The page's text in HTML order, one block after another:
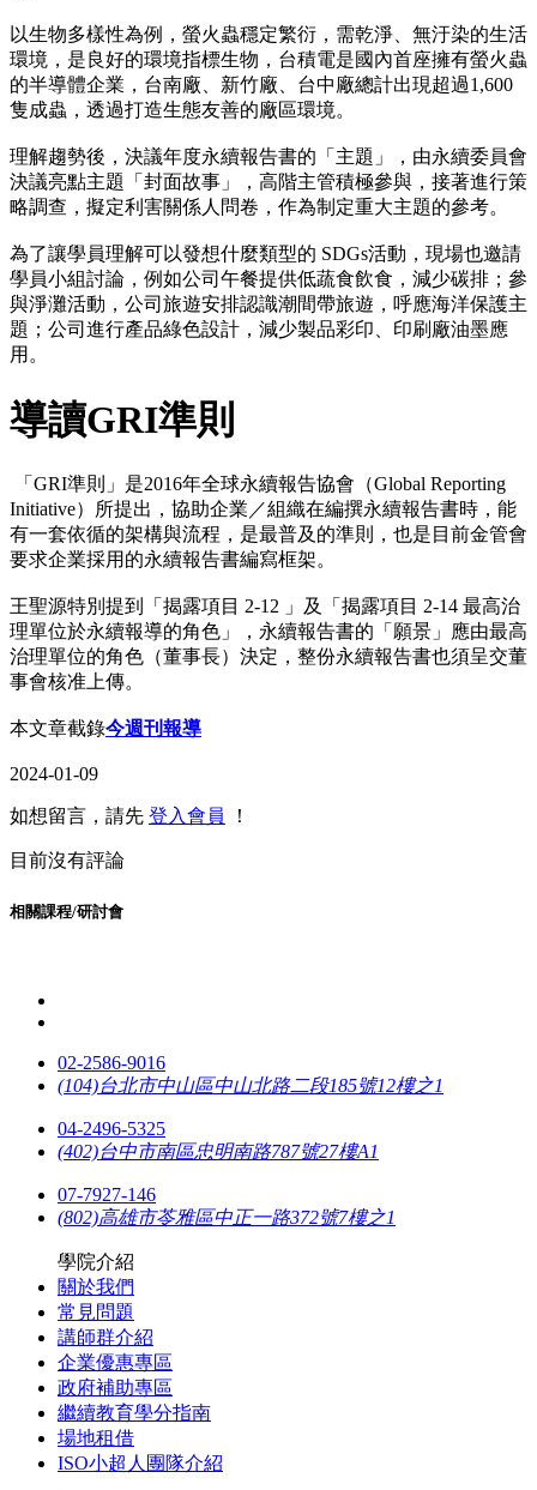
以生物多樣性為例，螢火蟲穩定繁衍，需乾淨、無汙染的生活
環境，是良好的環境指標生物，台積電是國內首座擁有螢火蟲
的半導體企業，台南廠、新竹廠、台中廠總計出現超過1,600
隻成蟲，透過打造生態友善的廠區環境。
理解趨勢後，決議年度永續報告書的「主題」，由永續委員會
決議亮點主題「封面故事」，高階主管積極參與，接著進行策
略調查，擬定利害關係人問卷，作為制定重大主題的參考。
為了讓學員理解可以發想什麼類型的 SDGs活動，現場也邀請
學員小組討論，例如公司午餐提供低蔬食飲食，減少碳排；參
與淨灘活動，公司旅遊安排認識潮間帶旅遊，呼應海洋保護主
題；公司進行產品綠色設計，減少製品彩印、印刷廠油墨應
用。
導讀GRI準則
「GRI準則」是2016年全球永續報告協會（Global Reporting
Initiative）所提出，協助企業／組織在編撰永續報告書時，能
有一套依循的架構與流程，是最普及的準則，也是目前金管會
要求企業採用的永續報告書編寫框架。
王聖源特別提到「揭露項目 2-12 」及「揭露項目 2-14 最高治
理單位於永續報導的角色」，永續報告書的「願景」應由最高
治理單位的角色（董事長）決定，整份永續報告書也須呈交董
事會核准上傳。
本文章截錄今週刊報導
2024-01-09
如想留言，請先 登入會員 ！
目前沒有評論
相關課程/研討會
02-2586-9016
(104)台北市中山區中山北路二段185號12樓之1
04-2496-5325
(402)台中市南區忠明南路787號27樓A1
07-7927-146
(802)高雄市苓雅區中正一路372號7樓之1
學院介紹
關於我們
常見問題
講師群介紹
企業優惠專區
政府補助專區
繼續教育學分指南
場地租借
ISO小超人團隊介紹